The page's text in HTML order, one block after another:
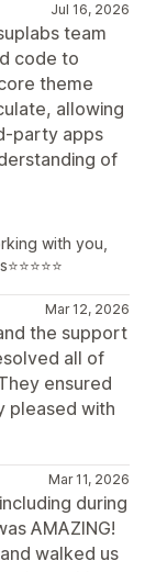
Jul 16, 2026
team
code to
theme
allowing
party apps
of
with you,
Mar 12, 2026
the support
all of
ensured
pleased with
Mar 11, 2026
during
AMAZING!
walked us